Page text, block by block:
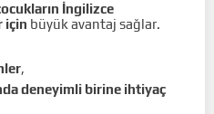
İngilizce
için büyük avantaj sağlar.
,
deneyimli birine ihtiyaç